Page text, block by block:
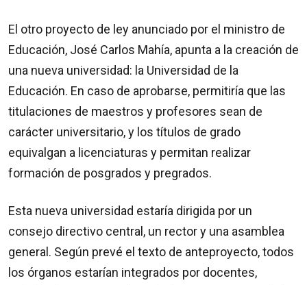
El otro proyecto de ley anunciado por el ministro de
Educación, José Carlos Mahía, apunta a la creación de
una nueva universidad: la Universidad de la
Educación. En caso de aprobarse, permitiría que las
titulaciones de maestros y profesores sean de
carácter universitario, y los títulos de grado
equivalgan a licenciaturas y permitan realizar
formación de posgrados y pregrados.
Esta nueva universidad estaría dirigida por un
consejo directivo central, un rector y una asamblea
general. Según prevé el texto de anteproyecto, todos
los órganos estarían integrados por docentes,